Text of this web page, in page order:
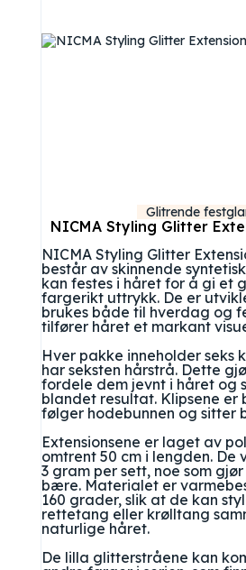
Glitrende
NICMA Styling Glitter
NICMA Styling Glitter
består av skinnende
kan festes i håret for å gi et
fargerikt uttrykk. De er
brukes både til hverdag og
tilfører håret et markant
Hver pakke inneholder seks
har seksten hårstrå. Dette
fordele dem jevnt i håret og
blandet resultat. Klipsene er
følger hodebunnen og sitter
Extensionsene er laget av
omtrent 50 cm i lengden. De
3 gram per sett, noe som
bære. Materialet er
160 grader, slik at de kan
rettetang eller krølltang
naturlige håret.
De lilla glitterstråene kan